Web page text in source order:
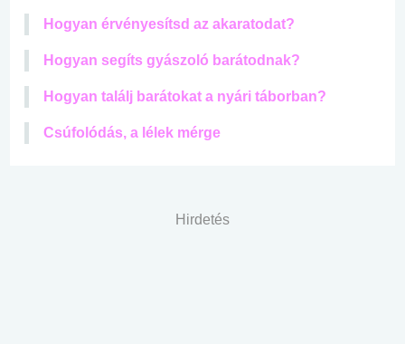
Hogyan érvényesítsd az akaratodat?
Hogyan segíts gyászoló barátodnak?
Hogyan találj barátokat a nyári táborban?
Csúfolódás, a lélek mérge
Hirdetés